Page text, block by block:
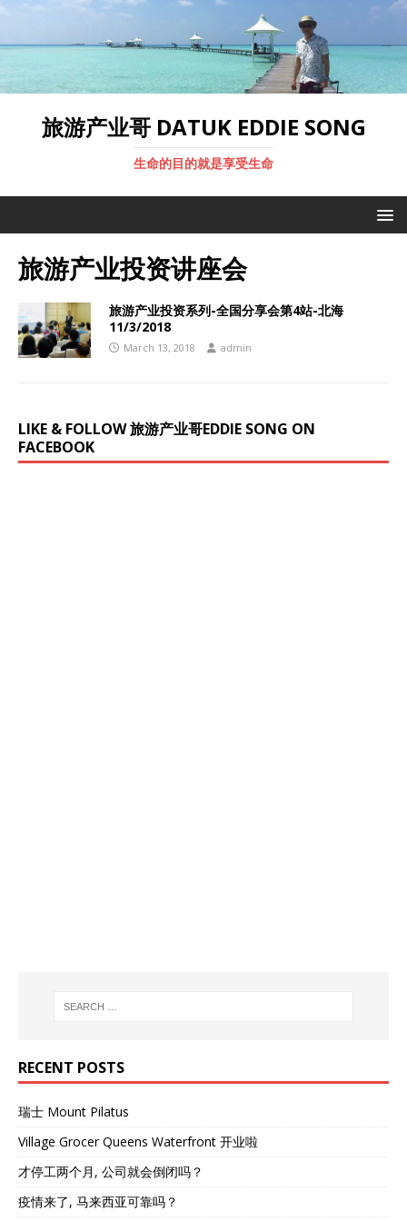
旅游产业哥 DATUK EDDIE SONG
生命的目的就是享受生命
旅游产业投资讲座会
旅游产业投资系列-全国分享会第4站-北海
11/3/2018
March 13, 2018 admin
LIKE & FOLLOW 旅游产业哥EDDIE SONG ON
FACEBOOK
RECENT POSTS
瑞士 Mount Pilatus
Village Grocer Queens Waterfront 开业啦
才停工两个月, 公司就会倒闭吗？
疫情来了, 马来西亚可靠吗？